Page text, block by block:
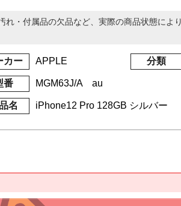
れ・付属品の欠品など、実際の商品状態に
カー APPLE 分類
番 MGM63J/A au
名 iPhone12 Pro 128GB シルバー